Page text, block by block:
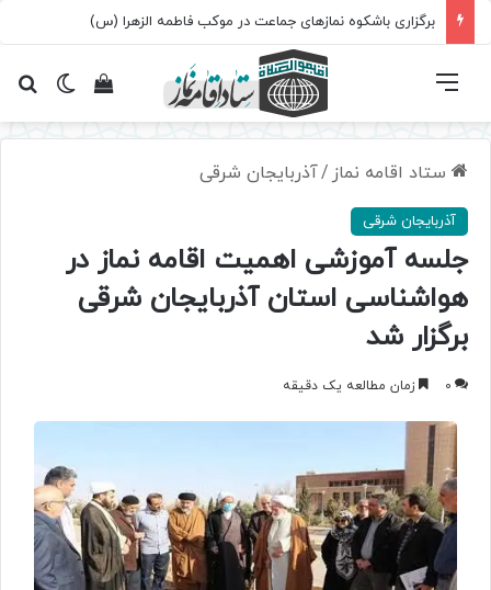
برگزاری باشکوه نمازهای جماعت در موکب فاطمه الزهرا (س)
تغییرمشاهده فهرست
ستاد اقامه نماز /آذربایجان شرقی
آذربایجان شرقی
جلسه آموزشی اهمیت اقامه نماز در
هواشناسی استان آذربایجان شرقی
برگزار شد
0 زمان مطالعه یک دقیقه